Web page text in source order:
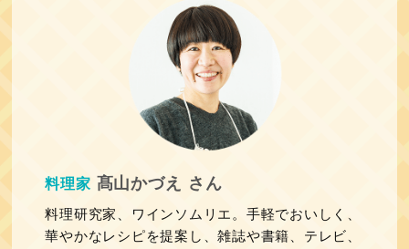
料理家 髙山かづえ さん
料理研究家、ワインソムリエ。手軽でおいしく、
華やかなレシピを提案し、雑誌や書籍、テレビ、